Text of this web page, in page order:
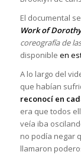
El documental
Work of
coreografía de
disponible en
A lo largo del
que habían
reconocí en
era que todos
veía iba
no podía negar
llamaron